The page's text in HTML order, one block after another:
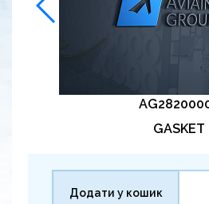
GASKET
Додати у кошик